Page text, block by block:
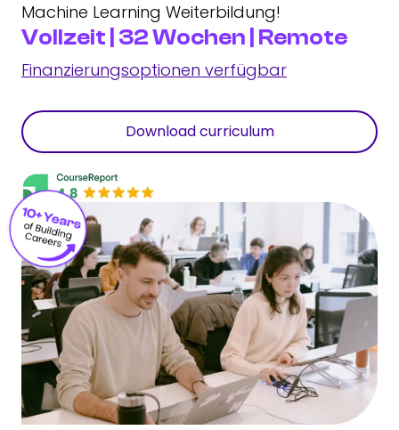
Machine Learning Weiterbildung!
Vollzeit | 32 Wochen | Remote
Finanzierungsoptionen verfügbar
Download curriculum